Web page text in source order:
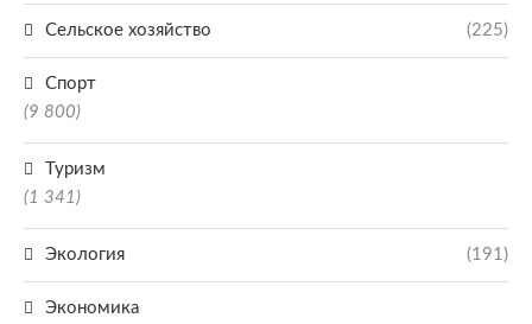
Сельское хозяйство (225)
Спорт
(9 800)
Туризм
(1 341)
Экология (191)
Экономика